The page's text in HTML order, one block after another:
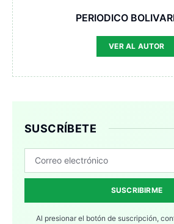
PERIODICO
VER AL AUTOR
SUSCRÍBETE
SUSCRIBIRME
Al presionar el botón de suscripción,